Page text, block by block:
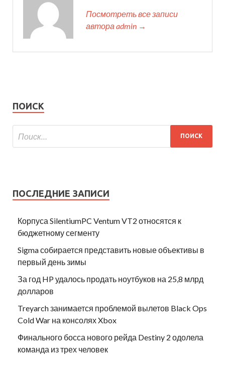
Посмотреть все записи
автора admin →
ПОИСК
ПОСЛЕДНИЕ ЗАПИСИ
Корпуса SilentiumPC Ventum VT2 относятся к
бюджетному сегменту
Sigma собирается представить новые объективы в
первый день зимы
За год HP удалось продать ноутбуков на 25,8 млрд
долларов
Treyarch занимается проблемой вылетов Black Ops
Cold War на консолях Xbox
Финального босса нового рейда Destiny 2 одолела
команда из трех человек